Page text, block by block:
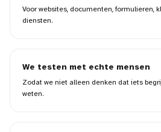
Voor websites, documenten, formulieren,
diensten.
We testen met echte mensen
Zodat we niet alleen denken dat iets
weten.